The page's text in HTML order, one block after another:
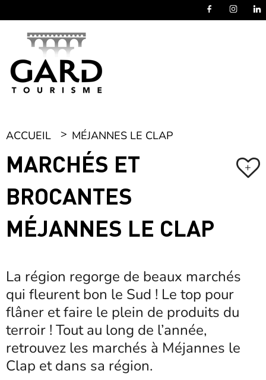
ACCUEIL MÉJANNES LE CLAP
MARCHÉS ET
BROCANTES
MÉJANNES LE CLAP
+
La région regorge de beaux marchés
qui fleurent bon le Sud ! Le top pour
flâner et faire le plein de produits du
terroir ! Tout au long de l’année,
retrouvez les marchés à Méjannes le
Clap et dans sa région.